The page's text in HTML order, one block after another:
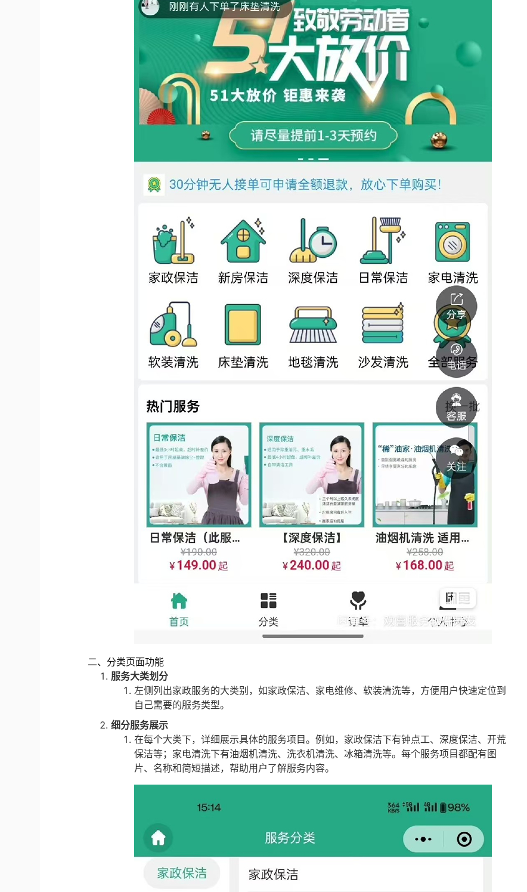
二、分类页面功能
服务大类划分
左侧列出家政服务的大类别，如家政保洁、家电维修、软装清洗等，方便用户快速定位到
自己需要的服务类型。
细分服务展示
在每个大类下，详细展示具体的服务项目。例如，家政保洁下有钟点工、深度保洁、开荒
保洁等；家电清洗下有油烟机清洗、洗衣机清洗、冰箱清洗等。每个服务项目都配有图
片、名称和简短描述，帮助用户了解服务内容。